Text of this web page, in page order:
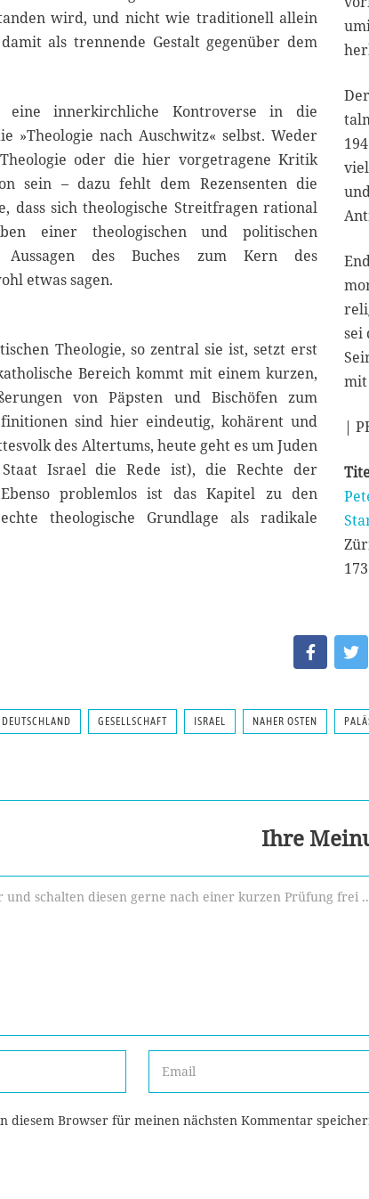
wird, und nicht wie traditionell allein
als trennende Gestalt gegenüber dem
innerkirchliche Kontroverse in die
nach Auschwitz« selbst. Weder
oder die hier vorgetragene Kritik
sein – dazu fehlt dem Rezensenten die
dass sich theologische Streitfragen rational
einer theologischen und politischen
Aussagen des Buches zum Kern des
etwas sagen.
Theologie, so zentral sie ist, setzt erst
Bereich kommt mit einem kurzen,
von Päpsten und Bischöfen zum
sind hier eindeutig, kohärent und
des Altertums, heute geht es um Juden
Israel die Rede ist), die Rechte der
problemlos ist das Kapitel zu den
theologische Grundlage als radikale
sei
mit
|
DEUTSCHLAND GESELLSCHAFT ISRAEL NAHER OSTEN
Ihre
diesem Browser für meinen nächsten Kommentar